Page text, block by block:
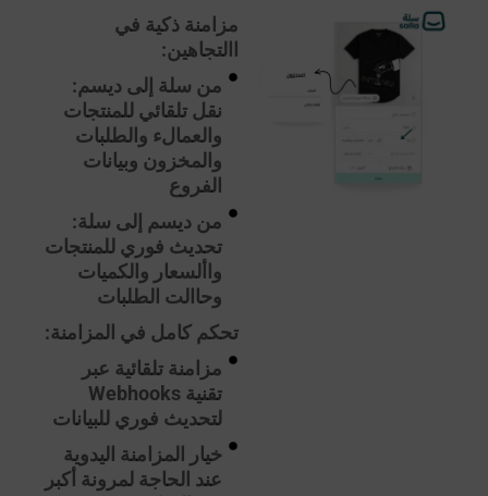
مزامنة ذكية في
االتجاهين:
من سلة إلى ديسم:
نقل تلقائي للمنتجات
والعمالء والطلبات
والمخزون وبيانات
الفروع
من ديسم إلى سلة:
تحديث فوري للمنتجات
واألسعار والكميات
وحاالت الطلبات
تحكم كامل في المزامنة:
مزامنة تلقائية عبر
تقنية Webhooks
لتحديث فوري للبيانات
خيار المزامنة اليدوية
عند الحاجة لمرونة أكبر